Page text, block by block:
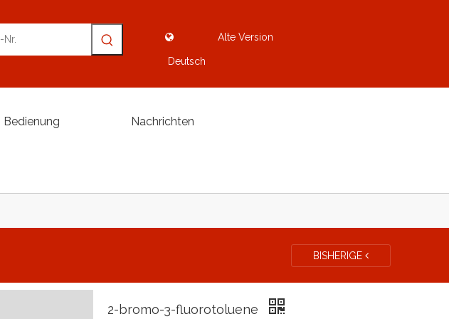
Deutsch
Alte Version
Bedienung Nachrichten
BISHERIGE
2-bromo-3-fluorotoluene